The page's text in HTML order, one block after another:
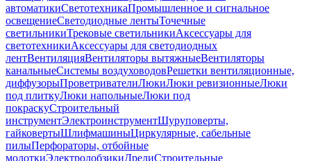
автоматикиСветотехникаПромышленное и сигнальное
освещениеСветодиодные лентыТочечные
светильникиТрековые светильникиАксессуары для
светотехникиАксессуары для светодиодных
лентВентиляцияВентиляторы вытяжныеВентиляторы
канальныеСистемы воздуховодовРешетки вентиляционные,
диффузорыПроветривателиЛюкиЛюки ревизионныеЛюки
под плиткуЛюки напольныеЛюки под
покраскуСтроительный
инструментЭлектроинструментШуруповерты,
гайковертыШлифмашиныЦиркулярные, сабельные
пилыПерфораторы, отбойные
молоткиЭлектролобзикиДрелиСтроительные